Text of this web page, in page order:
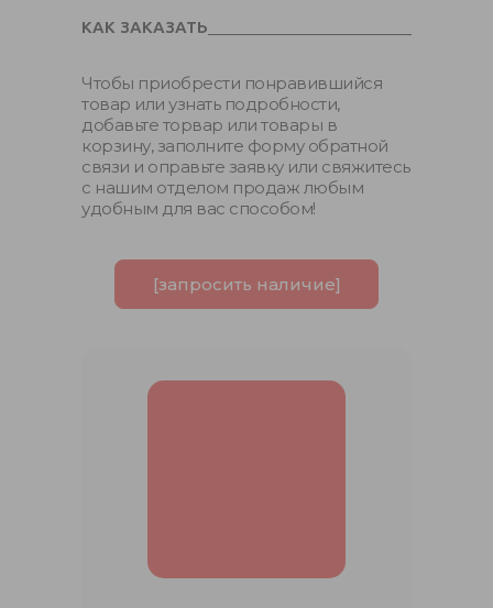
КАК ЗАКАЗАТЬ
Чтобы приобрести понравившийся
товар или узнать подробности,
добавьте торвар или товары в
корзину, заполните форму обратной
связи и оправьте заявку или свяжитесь
с нашим отделом продаж любым
удобным для вас способом!
[запросить наличие]